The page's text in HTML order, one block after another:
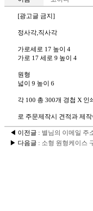
[광고글 금지]
정사각,직사각
가로세로 17 높이 4
가로 17 세로 9 높이 4
원형
넓이 9 높이 6
각 100 총 300개 경첩 X 인
로 주문제작시 견적과 제
◀ 이전글 : 별님의 이메일 주
▶ 다음글 : 소형 원형케이스